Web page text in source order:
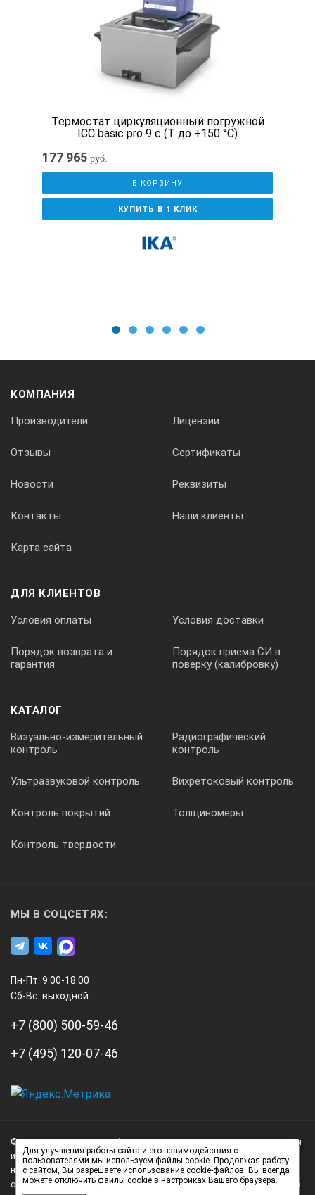
Термостат циркуляционный погружной
ICC basic pro 9 c (Т до +150 °С)
177 965 руб.
В КОРЗИНУ
КУПИТЬ В 1 КЛИК
КОМПАНИЯ
Производители Лицензии
Отзывы Сертификаты
Новости Реквизиты
Контакты Наши клиенты
Карта сайта
ДЛЯ КЛИЕНТОВ
Условия оплаты Условия доставки
Порядок возврата и
гарантия
Порядок приема СИ в
поверку (калибровку)
КАТАЛОГ
Визуально-измерительный
контроль
Радиографический
контроль
Ультразвуковой контроль Вихретоковый контроль
Контроль покрытий Толщиномеры
Контроль твердости
МЫ В СОЦСЕТЯХ:
Пн-Пт: 9:00-18:00
Сб-Вс: выходной
+7 (800) 500-59-46
+7 (495) 120-07-46
Нагорный
проезд
д.7
© 2026 А3 Инжиниринг Обращаем Ваше внимание на то, что данный
интернет-сайт носит исключительно информационный характер и
ни при каких условиях не является публичной офертой,
определяемой положениями статьи 437 (2) Гражданского кодекса
Для улучшения работы сайта и его взаимодействия с
пользователями мы используем файлы cookie. Продолжая работу
с сайтом, Вы разрешаете использование cookie-файлов. Вы всегда
можете отключить файлы cookie в настройках Вашего браузера.